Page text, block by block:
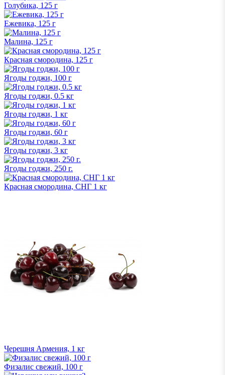
Голубика, 125 г
Ежевика, 125 г
Малина, 125 г
Красная смородина, 125 г
Ягоды годжи, 100 г
Ягоды годжи, 0.5 кг
Ягоды годжи, 1 кг
Ягоды годжи, 60 г
Ягоды годжи, 3 кг
Ягоды годжи, 250 г.
Красная смородина, СНГ 1 кг
Черешня Армения, 1 кг
Физалис свежий, 100 г